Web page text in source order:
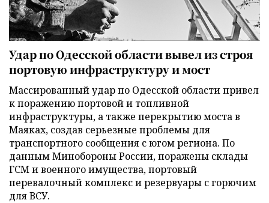
Удар по Одесской области вывел из строя
портовую инфраструктуру и мост
Массированный удар по Одесской области привел
к поражению портовой и топливной
инфраструктуры, а также перекрытию моста в
Маяках, создав серьезные проблемы для
транспортного сообщения с югом региона. По
данным Минобороны России, поражены склады
ГСМ и военного имущества, портовый
перевалочный комплекс и резервуары с горючим
для ВСУ.